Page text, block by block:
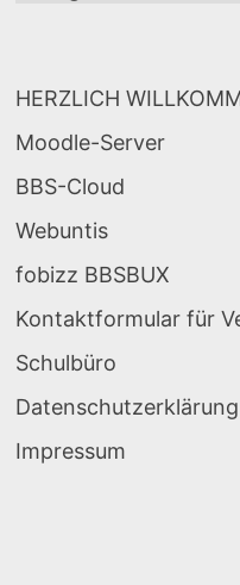
HERZLICH
Moodle-Server
BBS-Cloud
Webuntis
fobizz BBSBUX
Kontaktformular für
Schulbüro
Datenschutzerklärung
Impressum